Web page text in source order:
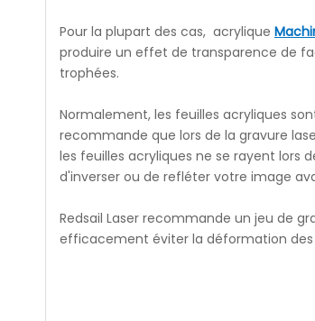
Pour la plupart des cas, acrylique
produire un effet de transparence de
trophées.
Normalement, les feuilles acryliques
recommande que lors de la gravure
les feuilles acryliques ne se rayent lors
d'inverser ou de refléter votre image
Redsail Laser recommande un jeu de
efficacement éviter la déformation des